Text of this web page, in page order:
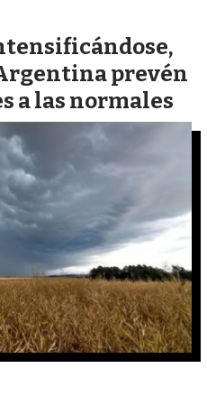
prevén
a las normales